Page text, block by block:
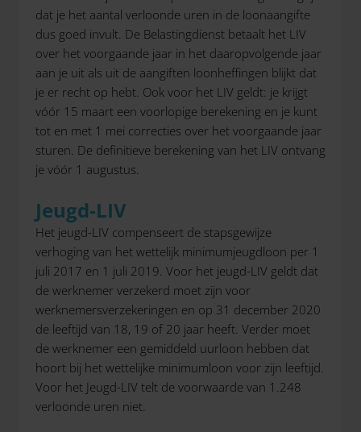
dat je het aantal verloonde uren in de loonaangifte
dus goed invult. De Belastingdienst betaalt het LIV
over het voorgaande jaar in het daaropvolgende jaar
aan je uit als uit de aangiften loonheffingen blijkt dat
je er recht op hebt. Ook voor het LIV geldt: je krijgt
vóór 15 maart een voorlopige berekening en je kunt
tot en met 1 mei correcties over het voorgaande jaar
sturen. De definitieve berekening van het LIV ontvang
je vóór 1 augustus.
Jeugd-LIV
Het jeugd-LIV compenseert de stapsgewijze
verhoging van het wettelijk minimumjeugdloon per 1
juli 2017 en 1 juli 2019. Voor het jeugd-LIV geldt dat
de werknemer verzekerd moet zijn voor
werknemersverzekeringen en op 31 december 2020
de leeftijd van 18, 19 of 20 jaar heeft. Verder moet
de werknemer een gemiddeld uurloon hebben dat
hoort bij het wettelijke minimumloon voor zijn leeftijd.
Voor het Jeugd-LIV telt de voorwaarde van 1.248
verloonde uren niet.